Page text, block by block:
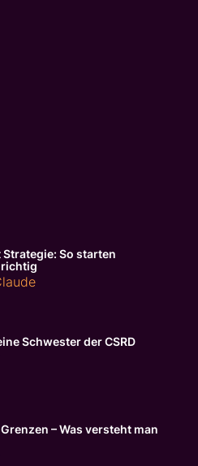
So starten
Schwester der CSRD
– Was versteht man